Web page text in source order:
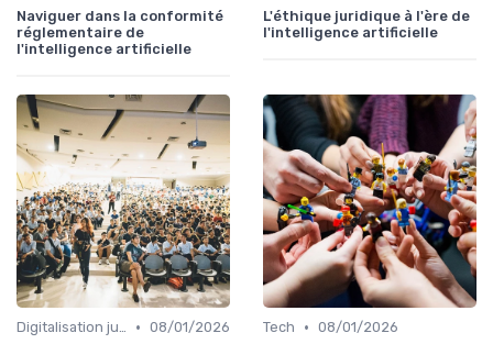
Naviguer dans la conformité
réglementaire de
l'intelligence artificielle
L'éthique juridique à l'ère de
l'intelligence artificielle
Digitalisation juridique • 08/01/2026
Tech • 08/01/2026